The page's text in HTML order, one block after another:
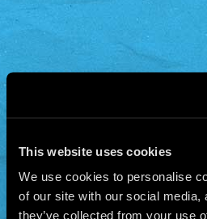
This website uses cookies
We use cookies to personalise
of our site with our social media,
they’ve collected from your use